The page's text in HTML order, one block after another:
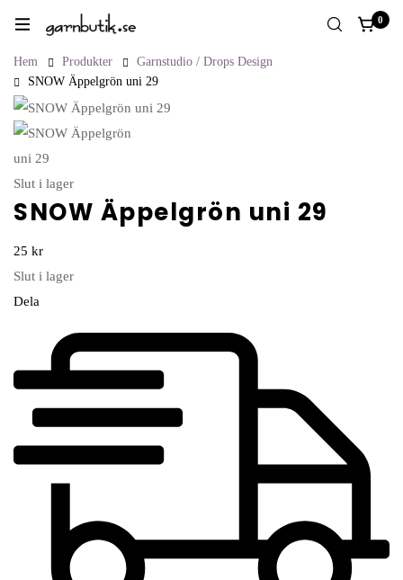
0
Hem Produkter
Garnstudio / Drops Design
SNOW Äppelgrön uni 29
Slut i lager
SNOW Äppelgrön uni 29
25 kr
Slut i lager
Dela